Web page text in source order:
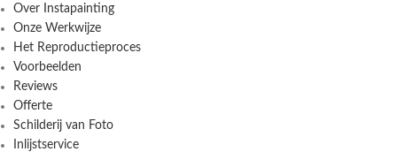
Over Instapainting
Onze Werkwijze
Het Reproductieproces
Voorbeelden
Reviews
Offerte
Schilderij van Foto
Inlijstservice